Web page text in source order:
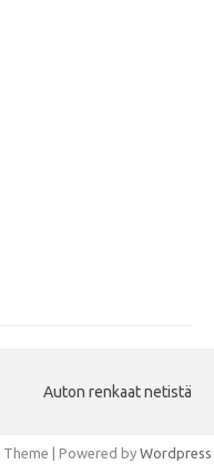
Auton renkaat netistä
Theme | Powered by Wordpress